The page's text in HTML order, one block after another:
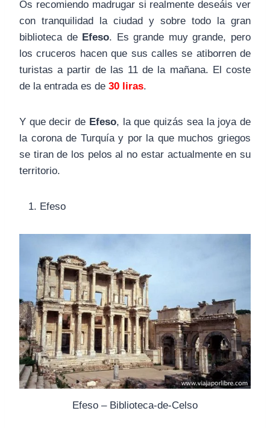
Os recomiendo madrugar si realmente deseáis ver
con tranquilidad la ciudad y sobre todo la gran
biblioteca de Efeso. Es grande muy grande, pero
los cruceros hacen que sus calles se atiborren de
turistas a partir de las 11 de la mañana. El coste
de la entrada es de 30 liras.
Y que decir de Efeso, la que quizás sea la joya de
la corona de Turquía y por la que muchos griegos
se tiran de los pelos al no estar actualmente en su
territorio.
Efeso
Efeso – Biblioteca-de-Celso